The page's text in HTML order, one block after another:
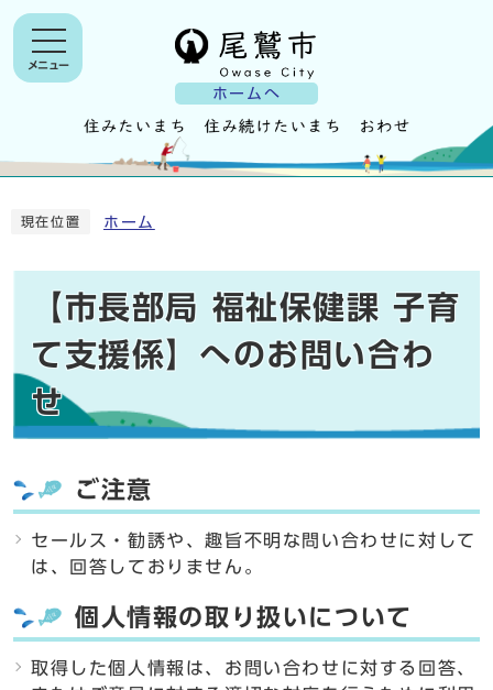
ホームへ
メニュー
現在位置 ホーム
【市長部局 福祉保健課 子育
て支援係】へのお問い合わ
せ
ご注意
セールス・勧誘や、趣旨不明な問い合わせに対して
は、回答しておりません。
個人情報の取り扱いについて
取得した個人情報は、お問い合わせに対する回答、